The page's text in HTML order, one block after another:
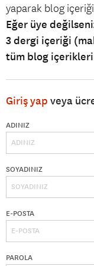
yaparak blog
Eğer üye
3 dergi içeriği
tüm blog
Giriş yap veya
ADINIZ
SOYADINIZ
E-POSTA
PAROLA